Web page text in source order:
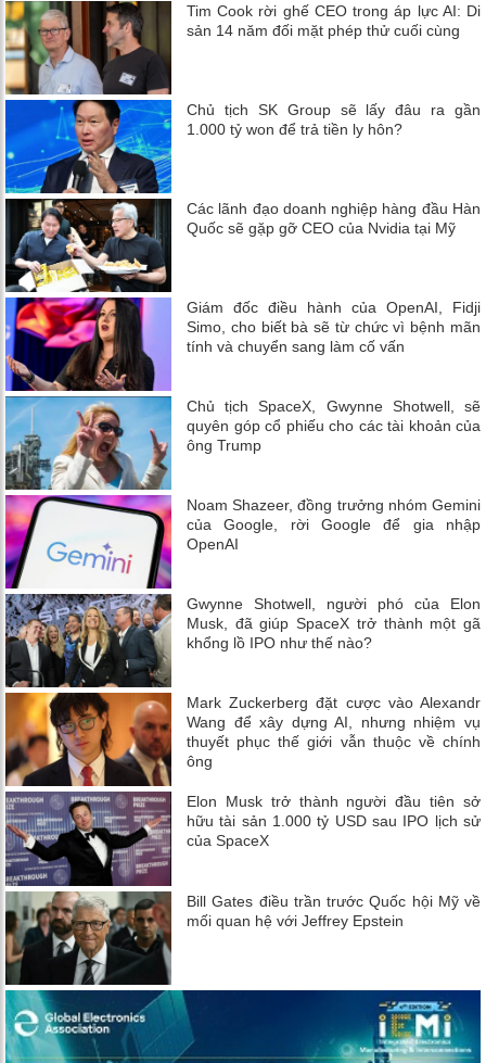
Tim Cook rời ghế CEO trong áp lực AI: Di
sản 14 năm đối mặt phép thử cuối cùng
Chủ tịch SK Group sẽ lấy đâu ra gần
1.000 tỷ won để trả tiền ly hôn?
Các lãnh đạo doanh nghiệp hàng đầu Hàn
Quốc sẽ gặp gỡ CEO của Nvidia tại Mỹ
Giám đốc điều hành của OpenAI, Fidji
Simo, cho biết bà sẽ từ chức vì bệnh mãn
tính và chuyển sang làm cố vấn
Chủ tịch SpaceX, Gwynne Shotwell, sẽ
quyên góp cổ phiếu cho các tài khoản của
ông Trump
Noam Shazeer, đồng trưởng nhóm Gemini
của Google, rời Google để gia nhập
OpenAI
Gwynne Shotwell, người phó của Elon
Musk, đã giúp SpaceX trở thành một gã
khổng lồ IPO như thế nào?
Mark Zuckerberg đặt cược vào Alexandr
Wang để xây dựng AI, nhưng nhiệm vụ
thuyết phục thế giới vẫn thuộc về chính
ông
Elon Musk trở thành người đầu tiên sở
hữu tài sản 1.000 tỷ USD sau IPO lịch sử
của SpaceX
Bill Gates điều trần trước Quốc hội Mỹ về
mối quan hệ với Jeffrey Epstein